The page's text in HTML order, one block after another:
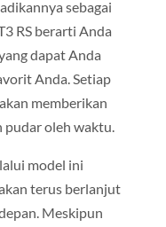
sebagai
RS berarti Anda
dapat Anda
Anda. Setiap
memberikan
pudar oleh waktu.
model ini
terus berlanjut
Meskipun